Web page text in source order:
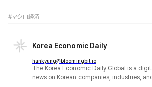
#マクロ経済
Korea Economic Daily
hankyung@bloomingbit.io
The Korea Economic Daily Global is a
news on Korean companies, industries,